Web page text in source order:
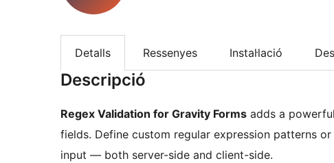
Detalls Ressenyes Instal·lació
Descripció
Regex Validation for Gravity Forms adds a
fields. Define custom regular expression patterns
input — both server-side and client-side.